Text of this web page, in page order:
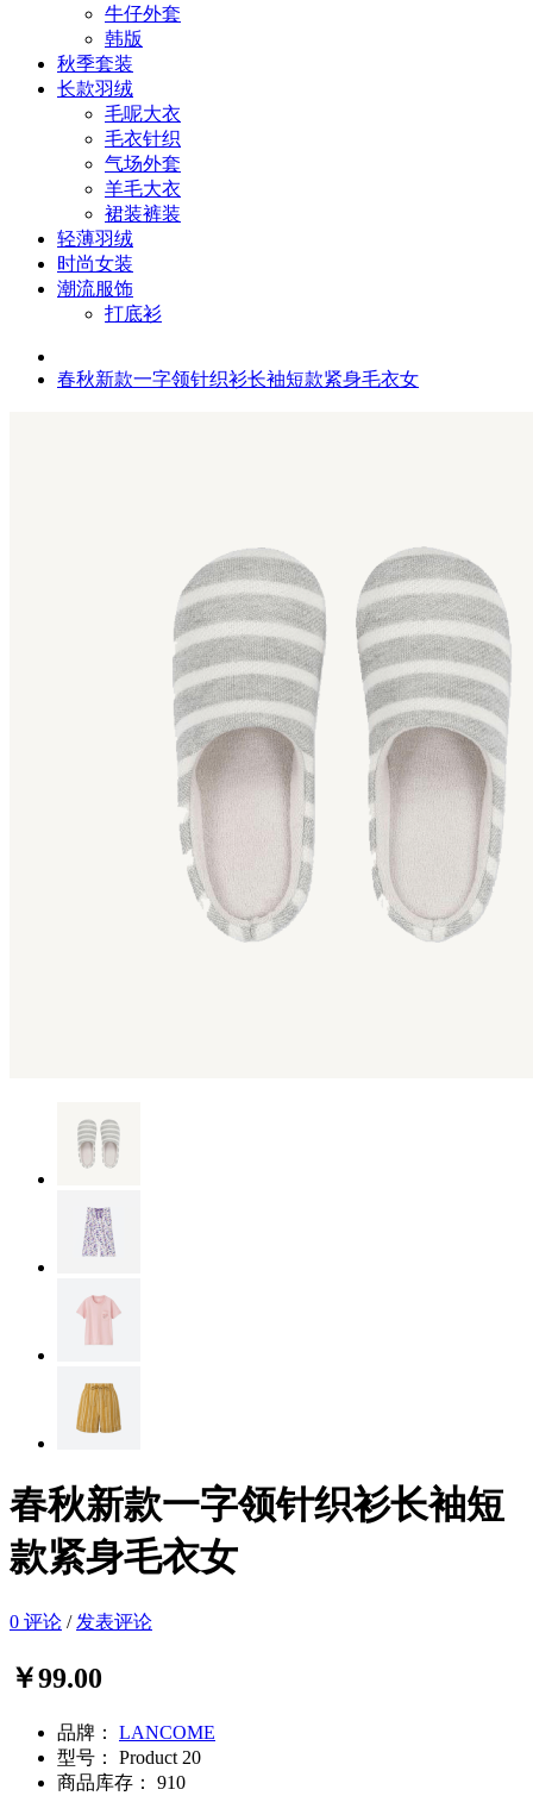
牛仔外套
韩版
秋季套装
长款羽绒
毛呢大衣
毛衣针织
气场外套
羊毛大衣
裙装裤装
轻薄羽绒
时尚女装
潮流服饰
打底衫
春秋新款一字领针织衫长袖短款紧身毛衣女
春秋新款一字领针织衫长袖短
款紧身毛衣女
0 评论 / 发表评论
￥99.00
品牌：
LANCOME
型号：
Product 20
商品库存：
910